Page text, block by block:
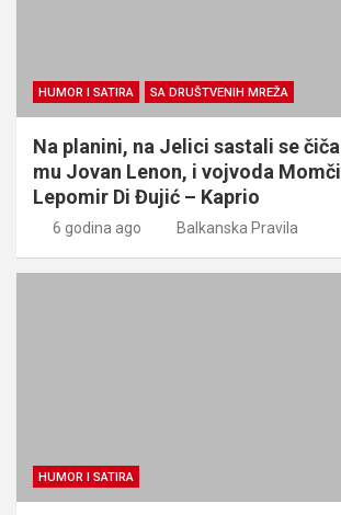
HUMOR I SATIRA SA DRUŠTVENIH MREŽA
Na planini, na Jelici sastali se
mu Jovan Lenon, i vojvoda
Lepomir Di Đujić – Kaprio
6 godina ago Balkanska Pravila
HUMOR I SATIRA